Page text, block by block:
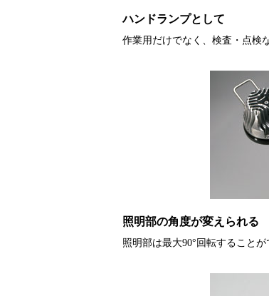
ハンドランプとして
作業用だけでなく、検査・点検
照明部の角度が変えられる
照明部は最大90°回転すること